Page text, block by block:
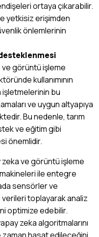
ortaya çıkarabilir.
yetkisiz erişimden
önlemlerinin
ve görüntü işleme
kullanımının
işletmelerinin bu
ve uygun altyapıya
Bu nedenle, tarım
ve eğitim gibi
önemlidir.
zeka ve görüntü işleme
ile entegre
sensörler ve
verileri toplayarak analiz
optimize edebilir.
zeka algoritmalarını